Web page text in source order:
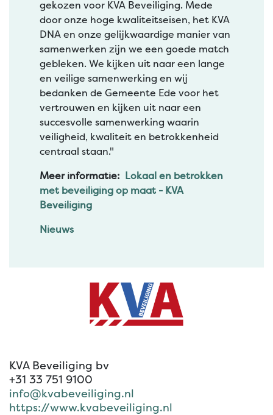
gekozen voor KVA Beveiliging. Mede
door onze hoge kwaliteitseisen, het KVA
DNA en onze gelijkwaardige manier van
samenwerken zijn we een goede match
gebleken. We kijken uit naar een lange
en veilige samenwerking en wij
bedanken de Gemeente Ede voor het
vertrouwen en kijken uit naar een
succesvolle samenwerking waarin
veiligheid, kwaliteit en betrokkenheid
centraal staan."
Meer informatie: Lokaal en betrokken
met beveiliging op maat - KVA
Beveiliging
Nieuws
KVA Beveiliging bv
+31 33 751 9100
info@kvabeveiliging.nl
https://www.kvabeveiliging.nl